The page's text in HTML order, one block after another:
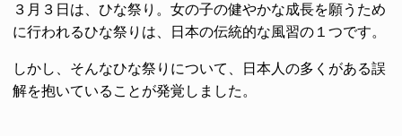
３月３日は、ひな祭り。女の子の健やかな成長を願うため
に行われるひな祭りは、日本の伝統的な風習の１つです。
しかし、そんなひな祭りについて、日本人の多くがある誤
解を抱いていることが発覚しました。